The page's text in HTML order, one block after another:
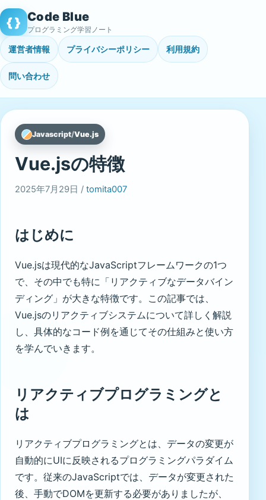
Skip
to
content
{ } Code Blue
プログラミング学習ノート
運営者情報 プライバシーポリシー 利用規約
問い合わせ
Javascript/Vue.js
Vue.jsの特徴
2025年7月29日 / tomita007
はじめに
Vue.jsは現代的なJavaScriptフレームワークの1つ
で、その中でも特に「リアクティブなデータバイン
ディング」が大きな特徴です。この記事では、
Vue.jsのリアクティブシステムについて詳しく解説
し、具体的なコード例を通じてその仕組みと使い方
を学んでいきます。
リアクティブプログラミングと
は
リアクティブプログラミングとは、データの変更が
自動的にUIに反映されるプログラミングパラダイム
です。従来のJavaScriptでは、データが変更された
後、手動でDOMを更新する必要がありましたが、